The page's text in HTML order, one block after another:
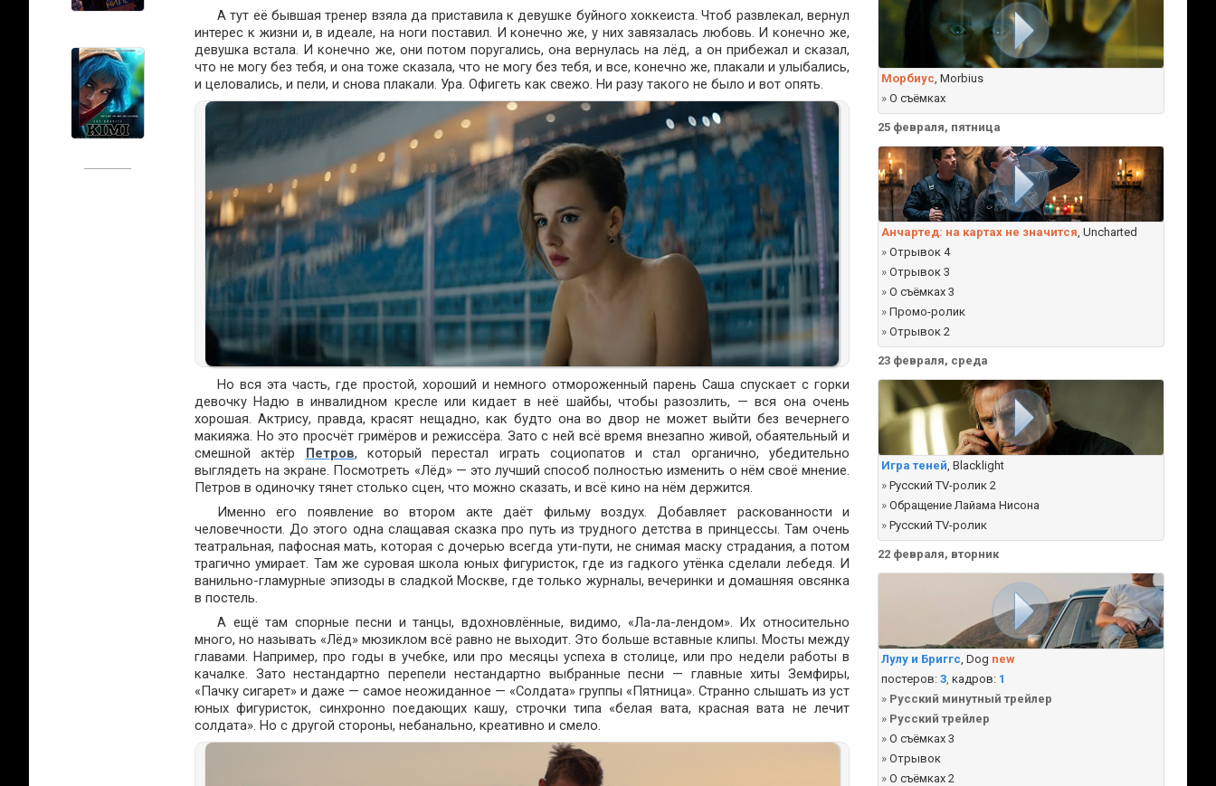
А тут её бывшая тренер взяла да приставила к девушке буйного хоккеиста. Чтоб развлекал, вернул
интерес к жизни и, в идеале, на ноги поставил. И конечно же, у них завязалась любовь. И конечно же,
девушка встала. И конечно же, они потом поругались, она вернулась на лёд, а он прибежал и сказал,
что не могу без тебя, и она тоже сказала, что не могу без тебя, и все, конечно же, плакали и улыбались,
и целовались, и пели, и снова плакали. Ура. Офигеть как свежо. Ни разу такого не было и вот опять.
Но вся эта часть, где простой, хороший и немного отмороженный парень Саша спускает с горки
девочку Надю в инвалидном кресле или кидает в неё шайбы, чтобы разозлить, — вся она очень
хорошая. Актрису, правда, красят нещадно, как будто она во двор не может выйти без вечернего
макияжа. Но это просчёт гримёров и режиссёра. Зато с ней всё время внезапно живой, обаятельный и
смешной актёр Петров, который перестал играть социопатов и стал органично, убедительно
выглядеть на экране. Посмотреть «Лёд» — это лучший способ полностью изменить о нём своё мнение.
Петров в одиночку тянет столько сцен, что можно сказать, и всё кино на нём держится.
Именно его появление во втором акте даёт фильму воздух. Добавляет раскованности и
человечности. До этого одна слащавая сказка про путь из трудного детства в принцессы. Там очень
театральная, пафосная мать, которая с дочерью всегда ути-пути, не снимая маску страдания, а потом
трагично умирает. Там же суровая школа юных фигуристок, где из гадкого утёнка сделали лебедя. И
ванильно-гламурные эпизоды в сладкой Москве, где только журналы, вечеринки и домашняя овсянка
в постель.
А ещё там спорные песни и танцы, вдохновлённые, видимо, «Ла-ла-лендом». Их относительно
много, но называть «Лёд» мюзиклом всё равно не выходит. Это больше вставные клипы. Мосты между
главами. Например, про годы в учебке, или про месяцы успеха в столице, или про недели работы в
качалке. Зато нестандартно перепели нестандартно выбранные песни — главные хиты Земфиры,
«Пачку сигарет» и даже — самое неожиданное — «Солдата» группы «Пятница». Странно слышать из уст
юных фигуристок, синхронно поедающих кашу, строчки типа «белая вата, красная вата не лечит
солдата». Но с другой стороны, небанально, креативно и смело.
Морбиус, Morbius
» О съёмках
25 февраля, пятница
Анчартед: на картах не значится, Uncharted
» Отрывок 4
» Отрывок 3
» О съёмках 3
» Промо-ролик
» Отрывок 2
23 февраля, среда
Игра теней, Blacklight
» Русский TV-ролик 2
» Обращение Лайама Нисона
» Русский TV-ролик
22 февраля, вторник
Лулу и Бриггс, Dog new
постеров: 3, кадров: 1
» Русский минутный трейлер
» Русский трейлер
» О съёмках 3
» Отрывок
» О съёмках 2